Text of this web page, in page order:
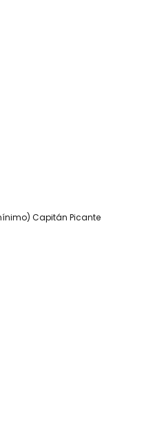
Capitán Picante